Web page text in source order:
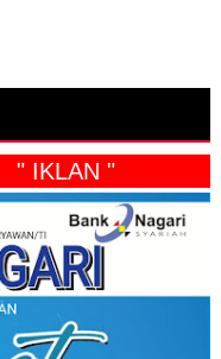
" IKLAN "